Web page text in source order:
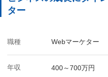
ター
職種 Webマーケター
年収 400～700万円